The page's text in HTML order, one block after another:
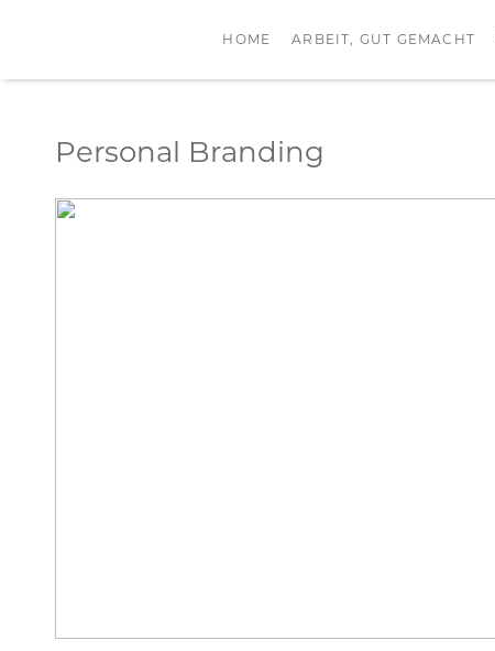
HOME ARBEIT, GUT GEMACHT
Personal Branding